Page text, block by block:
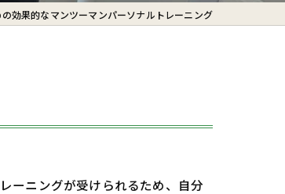
ダイエット
効果的なマンツーマンパーソナルトレーニング
ーニングが受けられるため、自分